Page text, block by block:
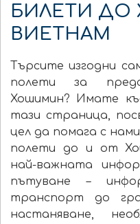
БИЛЕТИ
ВИЕТНАМ
Търсите изгодни
полети за
Хошимин? Имате
тази страница,
цел да помага с
полети до и от
най-важната
пътуване –
транспорт до
настаняване,